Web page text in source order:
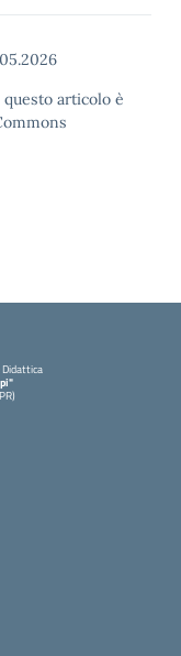
articolo è
Didattica